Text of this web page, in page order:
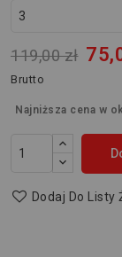
119,00 zł
Brutto
Najniższa cena w
Dodaj Do Listy